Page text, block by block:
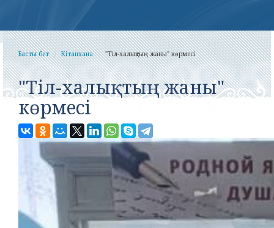
Басты бет Кітапхана "Тіл-халықтың жаны" көрмесі
"Тіл-халықтың жаны"
көрмесі